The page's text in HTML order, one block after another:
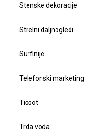
Stenske dekoracije
Strelni daljnogledi
Surfinije
Telefonski marketing
Tissot
Trda voda